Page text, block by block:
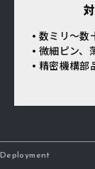
数ミリ〜数
微細ピン、
精密機構部
Deployment